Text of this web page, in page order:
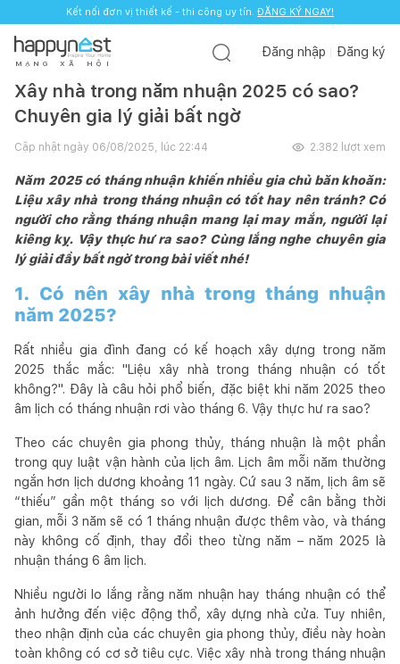
Kết nối đơn vị thiết kế - thi công uy tín. ĐĂNG KÝ NGAY!
M Ạ N G X Ã H Ộ I
Đăng nhập Đăng ký
Xây nhà trong năm nhuận 2025 có sao?
Chuyên gia lý giải bất ngờ
Cập nhật ngày 06/08/2025, lúc 22:44 2.382 lượt xem
Năm 2025 có tháng nhuận khiến nhiều gia chủ băn khoăn:
Liệu xây nhà trong tháng nhuận có tốt hay nên tránh? Có
người cho rằng tháng nhuận mang lại may mắn, người lại
kiêng kỵ. Vậy thực hư ra sao? Cùng lắng nghe chuyên gia
lý giải đầy bất ngờ trong bài viết nhé!
1. Có nên xây nhà trong tháng nhuận
năm 2025?
Rất nhiều gia đình đang có kế hoạch xây dựng trong năm
2025 thắc mắc: "Liệu xây nhà trong tháng nhuận có tốt
không?". Đây là câu hỏi phổ biến, đặc biệt khi năm 2025 theo
âm lịch có tháng nhuận rơi vào tháng 6. Vậy thực hư ra sao?
Theo các chuyên gia phong thủy, tháng nhuận là một phần
trong quy luật vận hành của lịch âm. Lịch âm mỗi năm thường
ngắn hơn lịch dương khoảng 11 ngày. Cứ sau 3 năm, lịch âm sẽ
“thiếu” gần một tháng so với lịch dương. Để cân bằng thời
gian, mỗi 3 năm sẽ có 1 tháng nhuận được thêm vào, và tháng
này không cố định, thay đổi theo từng năm – năm 2025 là
nhuận tháng 6 âm lịch.
Nhiều người lo lắng rằng năm nhuận hay tháng nhuận có thể
ảnh hưởng đến việc động thổ, xây dựng nhà cửa. Tuy nhiên,
theo nhận định của các chuyên gia phong thủy, điều này hoàn
toàn không có cơ sở tiêu cực. Việc xây nhà trong tháng nhuận